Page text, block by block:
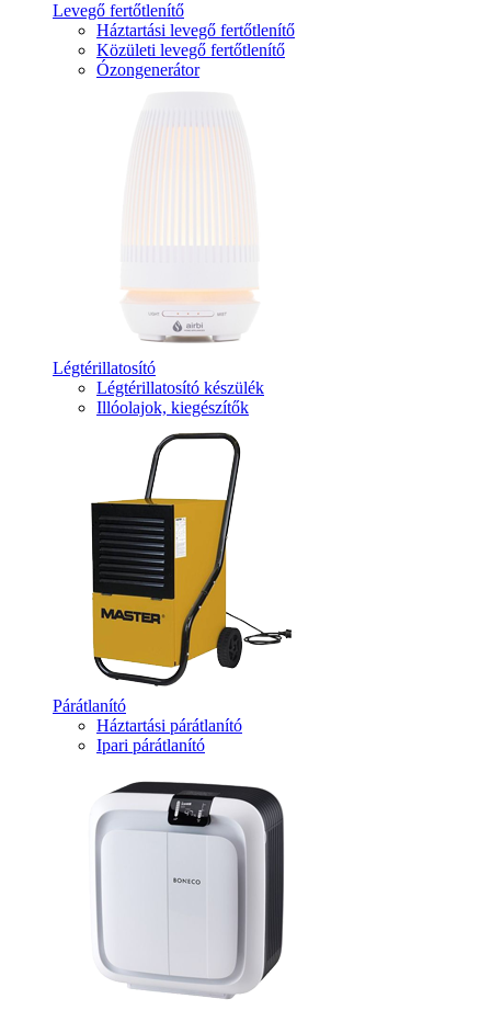
Levegő fertőtlenítő
Háztartási levegő fertőtlenítő
Közületi levegő fertőtlenítő
Ózongenerátor
Légtérillatosító
Légtérillatosító készülék
Illóolajok, kiegészítők
Párátlanító
Háztartási párátlanító
Ipari párátlanító